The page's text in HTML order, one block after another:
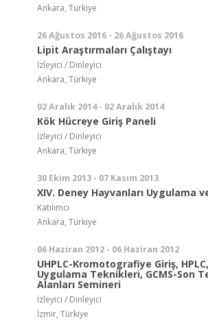
Ankara, Türkiye
26 Ağustos 2016 - 26 Ağustos 2016
Lipit Araştırmaları Çalıştayı
İzleyici / Dinleyici
Ankara, Türkiye
02 Aralık 2014 - 02 Aralık 2014
Kök Hücreye Giriş Paneli
İzleyici / Dinleyici
Ankara, Türkiye
30 Ekim 2013 - 07 Kasım 2013
XIV. Deney Hayvanları Uygulama
Katılımcı
Ankara, Türkiye
06 Haziran 2012 - 06 Haziran 2012
UHPLC-Kromotografiye Giriş,
Uygulama Teknikleri, GCMS-Son
Alanları Semineri
İzleyici / Dinleyici
İzmir, Türkiye